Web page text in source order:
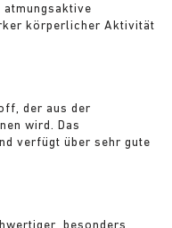
körperlicher Aktivität
der aus der
wird. Das
verfügt über sehr gute